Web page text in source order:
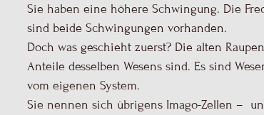
Sie haben eine höhere Schwingung. Die
sind beide Schwingungen vorhanden.
Doch was geschieht zuerst? Die alten
Anteile desselben Wesens sind. Es sind
vom eigenen System.
Sie nennen sich übrigens Imago-Zellen –